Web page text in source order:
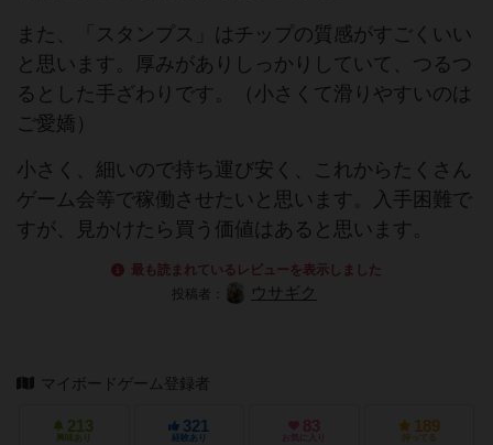
また、「スタンプス」はチップの質感がすごくいい
と思います。厚みがありしっかりしていて、つるつ
るとした手ざわりです。（小さくて滑りやすいのは
ご愛嬌）
小さく、細いので持ち運び安く、これからたくさん
ゲーム会等で稼働させたいと思います。入手困難で
すが、見かけたら買う価値はあると思います。
最も読まれているレビューを表示しました
投稿者：
ウサギク
マイボードゲーム登録者
213
興味あり
321
経験あり
83
お気に入り
189
持ってる